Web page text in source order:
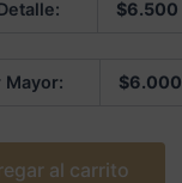
$6.500
Mayor: $6.000
al carrito